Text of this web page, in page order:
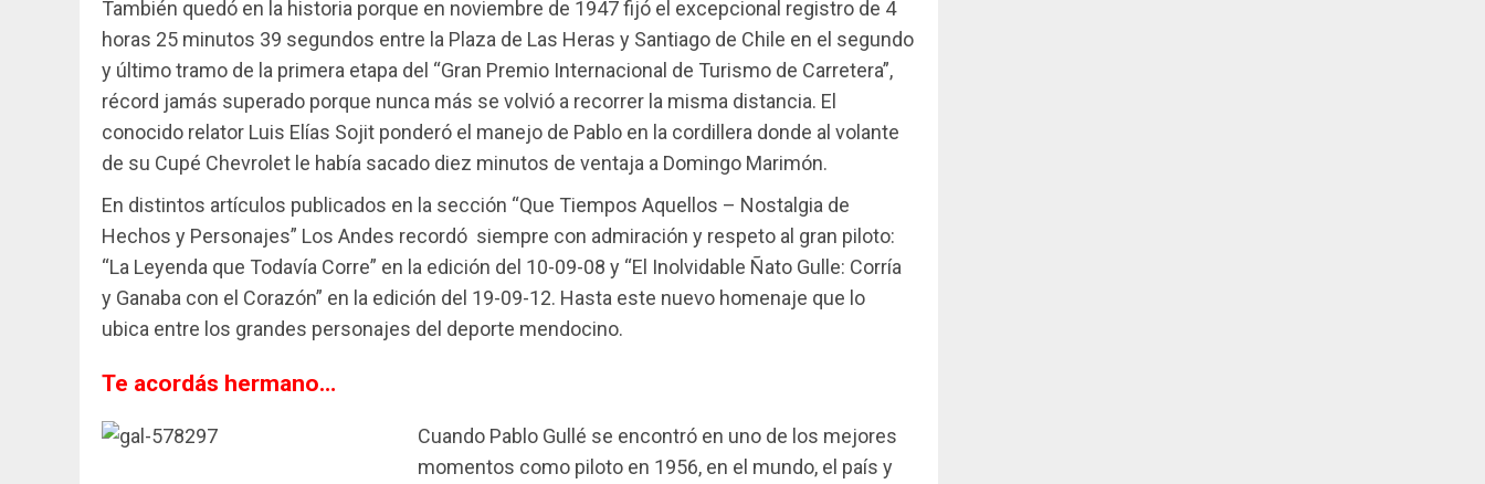
También quedó en la historia porque en noviembre de 1947 fijó el excepcional registro de 4
horas 25 minutos 39 segundos entre la Plaza de Las Heras y Santiago de Chile en el segundo
y último tramo de la primera etapa del “Gran Premio Internacional de Turismo de Carretera”,
récord jamás superado porque nunca más se volvió a recorrer la misma distancia. El
conocido relator Luis Elías Sojit ponderó el manejo de Pablo en la cordillera donde al volante
de su Cupé Chevrolet le había sacado diez minutos de ventaja a Domingo Marimón.
En distintos artículos publicados en la sección “Que Tiempos Aquellos – Nostalgia de
Hechos y Personajes” Los Andes recordó siempre con admiración y respeto al gran piloto:
“La Leyenda que Todavía Corre” en la edición del 10-09-08 y “El Inolvidable Ñato Gulle: Corría
y Ganaba con el Corazón” en la edición del 19-09-12. Hasta este nuevo homenaje que lo
ubica entre los grandes personajes del deporte mendocino.
Te acordás hermano…
Cuando Pablo Gullé se encontró en uno de los mejores
momentos como piloto en 1956, en el mundo, el país y